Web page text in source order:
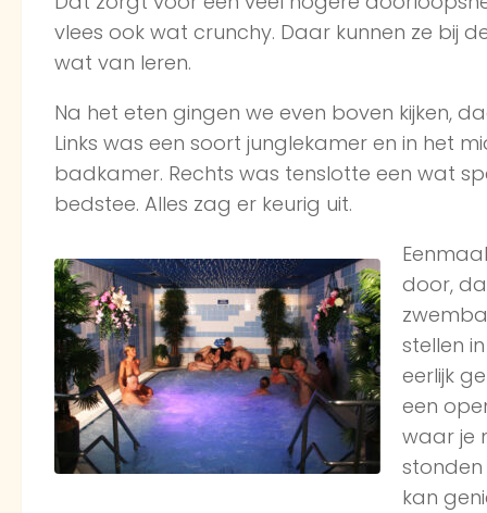
vlees ook wat crunchy. Daar kunnen ze bij
wat van leren.
Na het eten gingen we even boven kijken,
Links was een soort junglekamer en in het
badkamer. Rechts was tenslotte een wat
bedstee. Alles zag er keurig uit.
door,
stellen
eerlijk
een
waar je
stonden
kan